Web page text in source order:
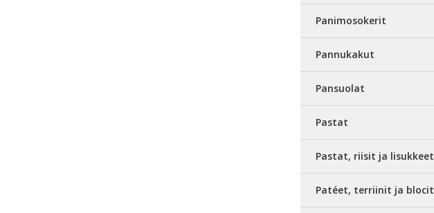
Panimosokerit
Pannukakut
Pansuolat
Pastat
Pastat, riisit ja lisukkeet
Patéet, terriinit ja blocit